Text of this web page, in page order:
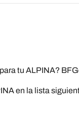
tu ALPINA?
en la lista